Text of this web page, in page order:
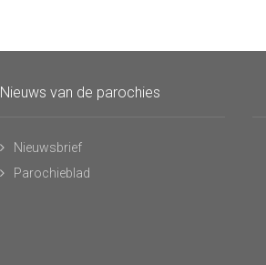
Nieuws van de parochies
Nieuwsbrief
Parochieblad